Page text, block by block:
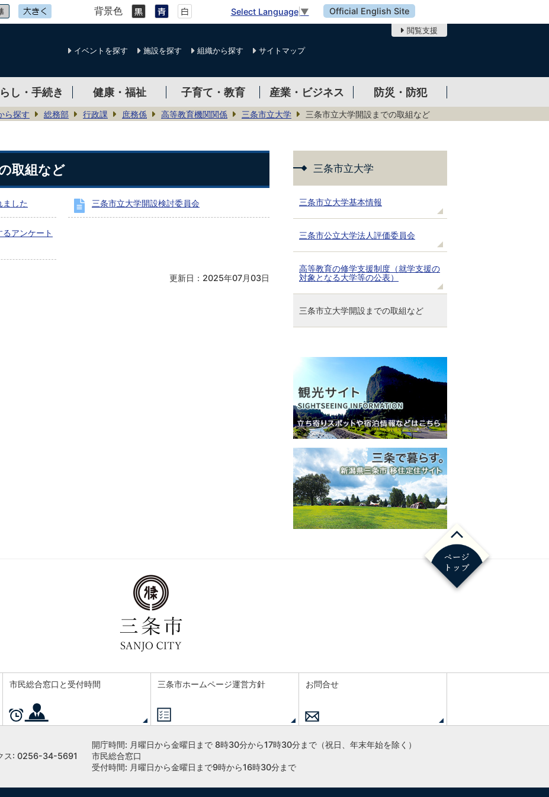
背景色 Select Language ▼ Official English Site
閲覧支援
イベントを探す 施設を探す 組織から探す サイトマップ
し・手続き 健康・福祉 子育て・教育 産業・ビジネス 防災・防犯
ら探す 総務部 行政課 庶務係 高等教育機関関係 三条市立大学 三条市立大学開設までの取組など
取組など
ました 三条市立大学開設検討委員会
アンケート
更新日：2025年07月03日
三条市立大学
三条市立大学基本情報
三条市公立大学法人評価委員会
高等教育の修学支援制度（就学支援の
対象となる大学等の公表）
三条市立大学開設までの取組など
市民総合窓口と受付時間 三条市ホームページ運営方針 お問合せ
ス: 0256-34-5691
開庁時間: 月曜日から金曜日まで 8時30分から17時30分まで （祝日、年末年始を除く）
市民総合窓口
受付時間: 月曜日から金曜日まで9時から16時30分まで